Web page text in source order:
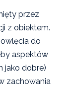
przez
z obiektem.
do
aspektów
jako dobre)
zachowania